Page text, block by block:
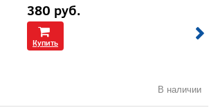
380 руб.
Купить
В наличии